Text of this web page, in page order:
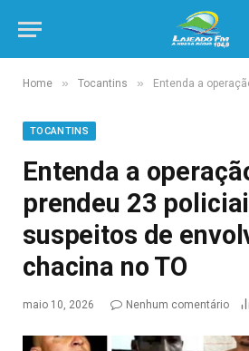
Home » Tocantins » Entenda a operação que prendeu 23
TOCANTINS
Entenda a
prendeu 23
suspeitos de
chacina no TO
maio 10, 2026 Nenhum comentário